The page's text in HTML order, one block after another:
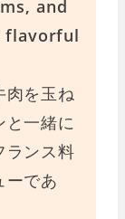
and
flavorful
肉を玉ね
と一緒に
ランス料
ーであ